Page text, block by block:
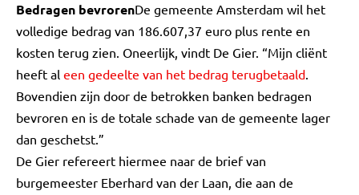
Bedragen bevrorenDe gemeente Amsterdam wil het
volledige bedrag van 186.607,37 euro plus rente en
kosten terug zien. Oneerlijk, vindt De Gier. “Mijn cliënt
heeft al een gedeelte van het bedrag terugbetaald.
Bovendien zijn door de betrokken banken bedragen
bevroren en is de totale schade van de gemeente lager
dan geschetst.”
De Gier refereert hiermee naar de brief van
burgemeester Eberhard van der Laan, die aan de